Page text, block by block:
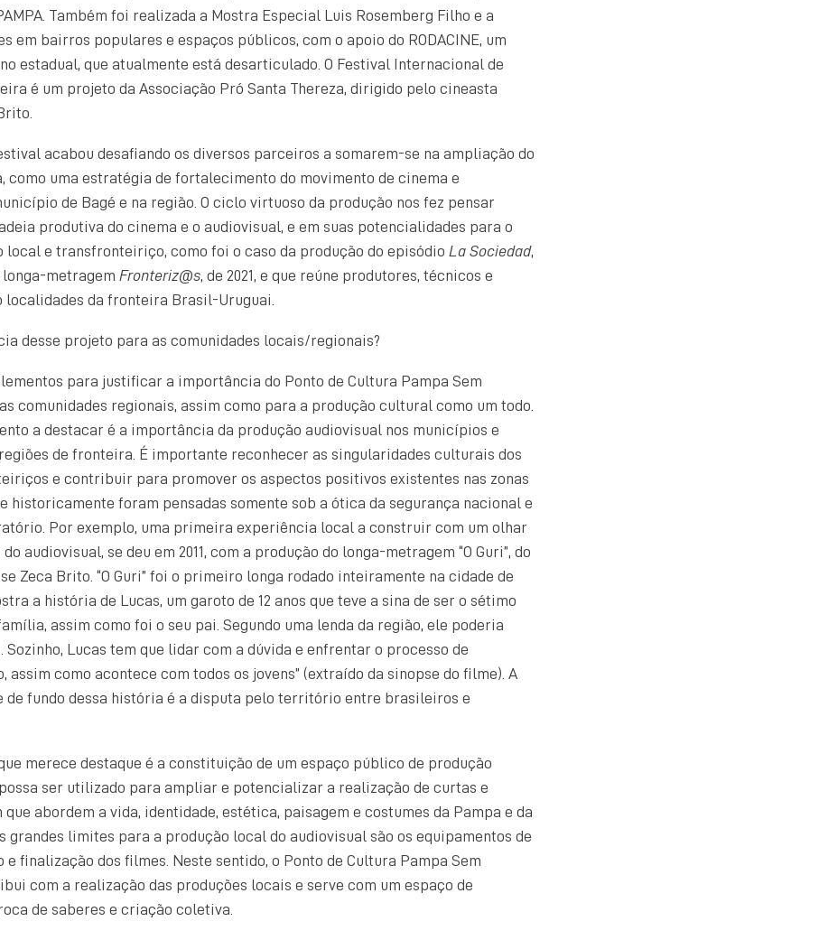
Também foi realizada a Mostra Especial Luis Rosemberg Filho e a
em bairros populares e espaços públicos, com o apoio do RODACINE, um
estadual, que atualmente está desarticulado. O Festival Internacional de
é um projeto da Associação Pró Santa Thereza, dirigido pelo cineasta
acabou desafiando os diversos parceiros a somarem-se na ampliação do
como uma estratégia de fortalecimento do movimento de cinema e
de Bagé e na região. O ciclo virtuoso da produção nos fez pensar
produtiva do cinema e o audiovisual, e em suas potencialidades para o
local e transfronteiriço, como foi o caso da produção do episódio La Sociedad,
metragem Fronteriz@s, de 2021, e que reúne produtores, técnicos e
da fronteira Brasil-Uruguai.
desse projeto para as comunidades locais/regionais?
para justificar a importância do Ponto de Cultura Pampa Sem
comunidades regionais, assim como para a produção cultural como um todo.
a destacar é a importância da produção audiovisual nos municípios e
de fronteira. É importante reconhecer as singularidades culturais dos
e contribuir para promover os aspectos positivos existentes nas zonas
historicamente foram pensadas somente sob a ótica da segurança nacional e
Por exemplo, uma primeira experiência local a construir com um olhar
audiovisual, se deu em 2011, com a produção do longa-metragem “O Guri”, do
Zeca Brito. “O Guri” foi o primeiro longa rodado inteiramente na cidade de
a história de Lucas, um garoto de 12 anos que teve a sina de ser o sétimo
assim como foi o seu pai. Segundo uma lenda da região, ele poderia
Lucas tem que lidar com a dúvida e enfrentar o processo de
assim como acontece com todos os jovens” (extraído da sinopse do filme). A
de fundo dessa história é a disputa pelo território entre brasileiros e
merece destaque é a constituição de um espaço público de produção
ser utilizado para ampliar e potencializar a realização de curtas e
abordem a vida, identidade, estética, paisagem e costumes da Pampa e da
grandes limites para a produção local do audiovisual são os equipamentos de
e finalização dos filmes. Neste sentido, o Ponto de Cultura Pampa Sem
com a realização das produções locais e serve com um espaço de
de saberes e criação coletiva.